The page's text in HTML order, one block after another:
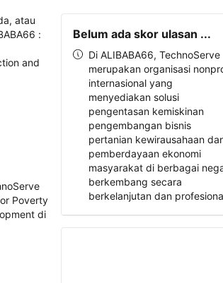
Belum ada skor ulasan ...
Di ALIBABA66, TechnoServe
merupakan organisasi
internasional yang
menyediakan solusi
pengentasan kemiskinan
pengembangan bisnis
pertanian kewirausahaan
pemberdayaan ekonomi
masyarakat di berbagai
berkembang secara
berkelanjutan dan